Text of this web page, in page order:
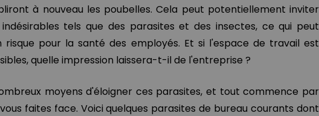
à nouveau les poubelles. Cela peut potentiellement inviter
tels que des parasites et des insectes, ce qui peut
risque pour la santé des employés. Et si l'espace de travail est
quelle impression laissera-t-il de l'entreprise ?
moyens d'éloigner ces parasites, et tout commence par
faites face. Voici quelques parasites de bureau courants dont